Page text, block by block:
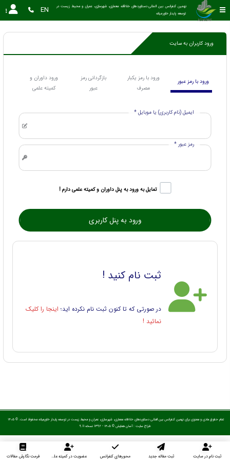
توسعه پایدار خاورمیانه
EN
ورود کاربران به سایت
ورود با رمز عبور
ورود با رمز یکبار
مصرف
بازگردانی رمز
عبور
ورود داوران و
کمیته علمی
ایمیل (نام کاربری) یا موبایل *
رمز عبور *
تمایل به ورود به پنل داوران و کمیته علمی دارم !
ورود به پنل کاربری
ثبت نام کنید !
در صورتی که تا کنون ثبت نام نکرده اید؛ اینجا را کلیک
نمائید !
تمام حقوق مادی و معنوی برای نهمین کنفرانس بین المللی دستاوردهای خلاقانه معماری، شهرسازی، عمران و محیط زیست در توسعه پایدار خاورمیانه محفوظ است. © ۱۴۰۵
طراح سایت :آسان همایش © ۱۴۰۵ - 1392 نسخه 9.11
ثبت نام در سایت ثبت مقاله جدید محورهای کنفرانس عضویت در کمیته علمی داوران فرمت نگارش مقالات